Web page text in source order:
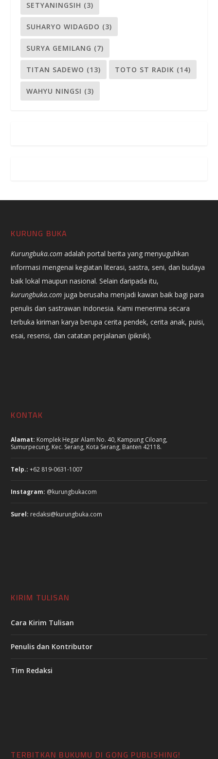
SETYANINGSIH (3)
SUHARYO WIDAGDO (3)
SURYA GEMILANG (7)
TITAN SADEWO (13) TOTO ST RADIK (14)
WAHYU NINGSI (3)
KURUNG BUKA
Kurungbuka.com adalah portal berita yang menyuguhkan
informasi mengenai kegiatan literasi, sastra, seni, dan budaya
baik lokal maupun nasional. Selain daripada itu,
kurungbuka.com juga berusaha menjadi kawan baik bagi para
penulis dan sastrawan Indonesia. Kami menerima secara
terbuka kiriman karya berupa cerita pendek, cerita anak, puisi,
esai, resensi, dan catatan perjalanan (piknik).
KONTAK
Alamat: Komplek Hegar Alam No. 40, Kampung Ciloang,
Sumurpecung, Kec. Serang, Kota Serang, Banten 42118.
Telp.: +62 819-0631-1007
Instagram: @kurungbukacom
Surel: redaksi@kurungbuka.com
KIRIM TULISAN
Cara Kirim Tulisan
Penulis dan Kontributor
Tim Redaksi
TERBITKAN BUKUMU DI GONG PUBLISHING!